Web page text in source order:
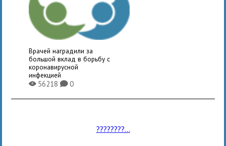
Врачей наградили за
большой вклад в борьбу с
коронавирусной
инфекцией
X56218K0
????????...